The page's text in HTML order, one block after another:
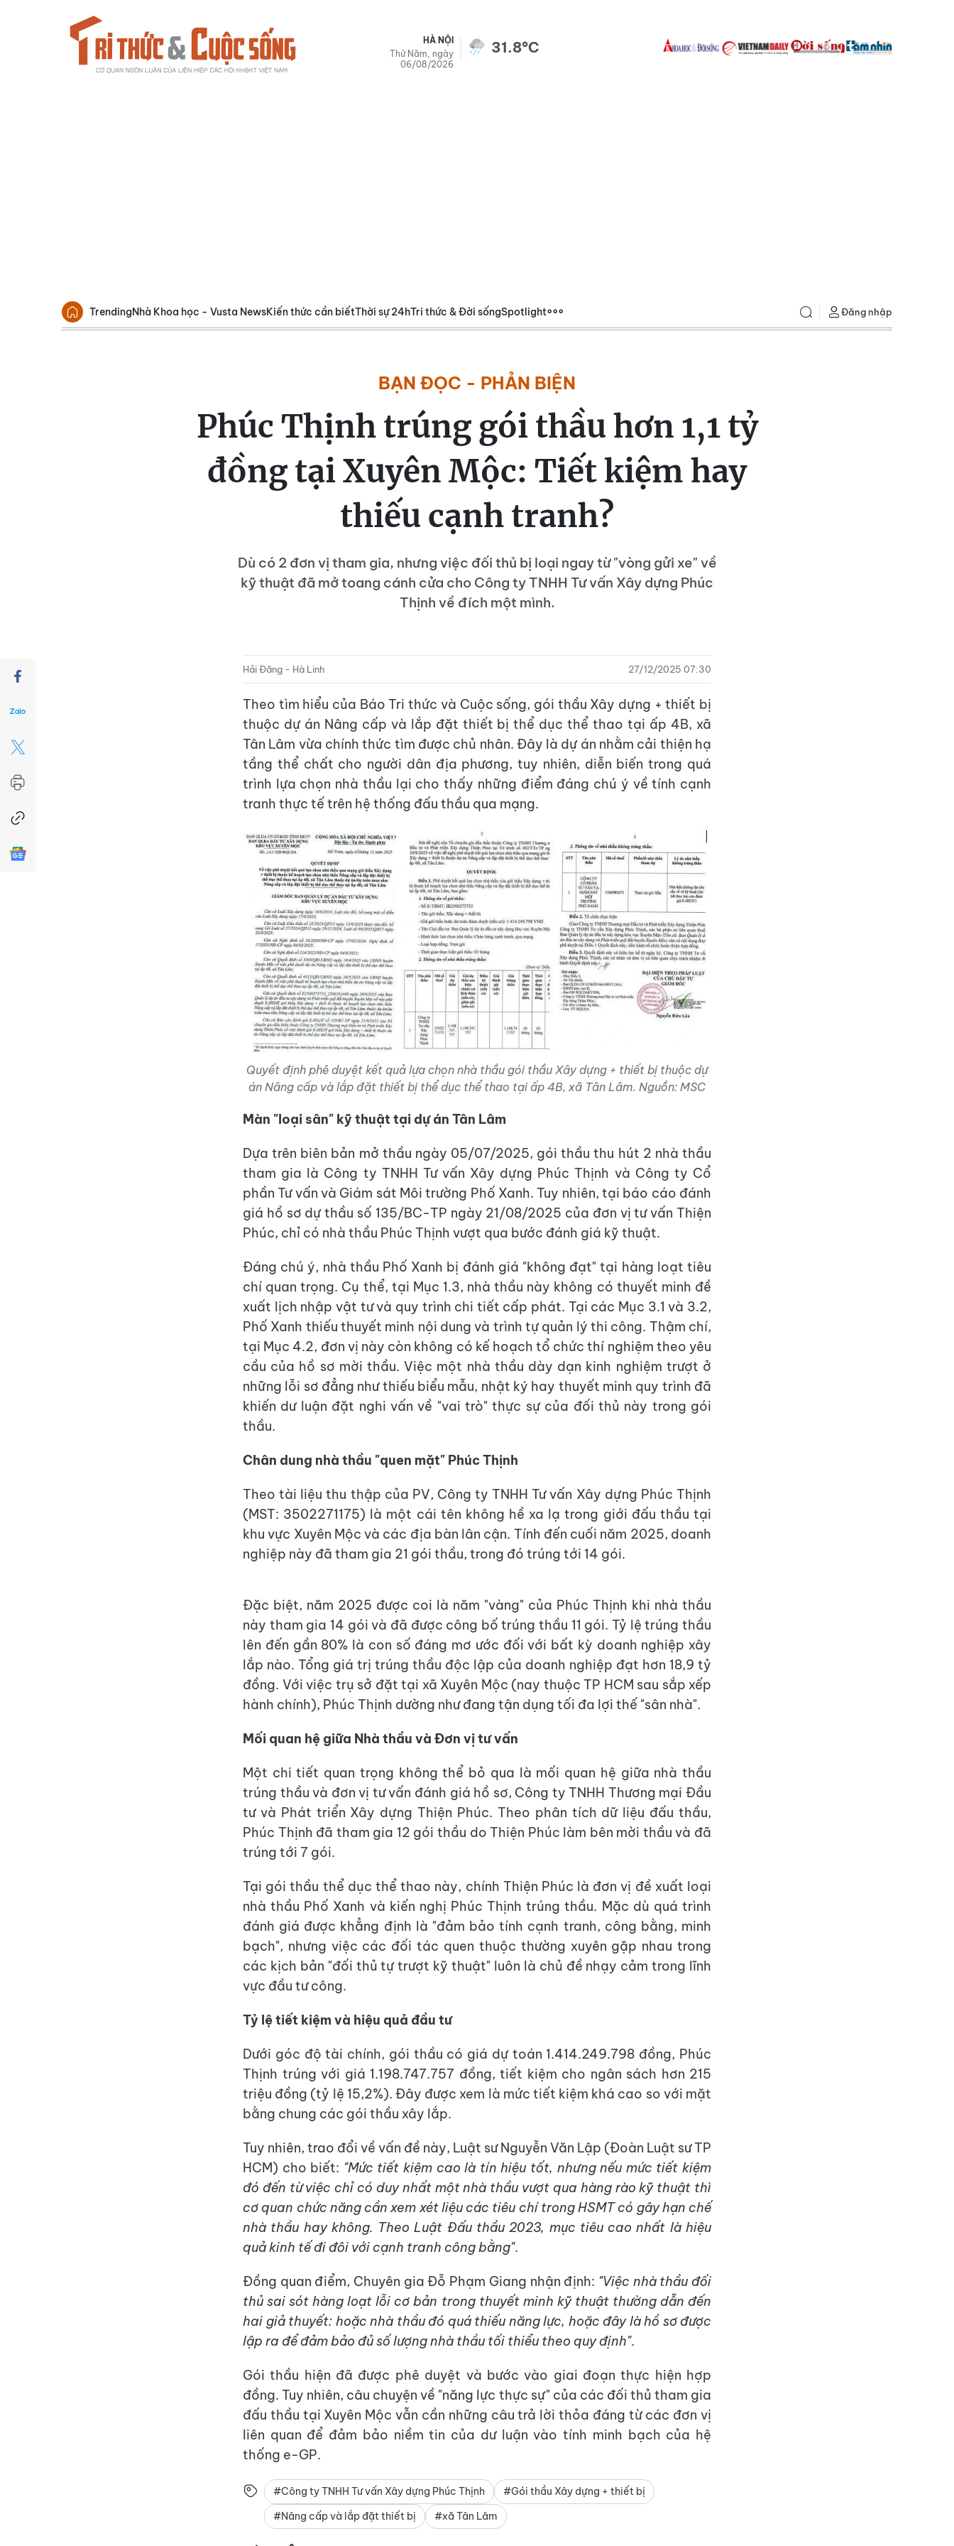
HÀ NỘI
Thứ Năm, ngày
06/08/2026
31.8°C
TrendingNhà Khoa học - Vusta NewsKiến thức cần biếtThời sự 24hTri thức & Đời sốngSpotlight Đăng nhập
BẠN ĐỌC - PHẢN BIỆN
Phúc Thịnh trúng gói thầu hơn 1,1 tỷ
đồng tại Xuyên Mộc: Tiết kiệm hay
thiếu cạnh tranh?
Dù có 2 đơn vị tham gia, nhưng việc đối thủ bị loại ngay từ "vòng gửi xe" về
kỹ thuật đã mở toang cánh cửa cho Công ty TNHH Tư vấn Xây dựng Phúc
Thịnh về đích một mình.
Hải Đăng - Hà Linh 27/12/2025 07:30
Theo tìm hiểu của Báo Tri thức và Cuộc sống, gói thầu Xây dựng + thiết bị
thuộc dự án Nâng cấp và lắp đặt thiết bị thể dục thể thao tại ấp 4B, xã
Tân Lâm vừa chính thức tìm được chủ nhân. Đây là dự án nhằm cải thiện hạ
tầng thể chất cho người dân địa phương, tuy nhiên, diễn biến trong quá
trình lựa chọn nhà thầu lại cho thấy những điểm đáng chú ý về tính cạnh
tranh thực tế trên hệ thống đấu thầu qua mạng.
Quyết định phê duyệt kết quả lựa chọn nhà thầu gói thầu Xây dựng + thiết bị thuộc dự
án Nâng cấp và lắp đặt thiết bị thể dục thể thao tại ấp 4B, xã Tân Lâm. Nguồn: MSC
Màn "loại sân" kỹ thuật tại dự án Tân Lâm
Dựa trên biên bản mở thầu ngày 05/07/2025, gói thầu thu hút 2 nhà thầu
tham gia là Công ty TNHH Tư vấn Xây dựng Phúc Thịnh và Công ty Cổ
phần Tư vấn và Giám sát Môi trường Phố Xanh. Tuy nhiên, tại báo cáo đánh
giá hồ sơ dự thầu số 135/BC-TP ngày 21/08/2025 của đơn vị tư vấn Thiện
Phúc, chỉ có nhà thầu Phúc Thịnh vượt qua bước đánh giá kỹ thuật.
Đáng chú ý, nhà thầu Phố Xanh bị đánh giá "không đạt" tại hàng loạt tiêu
chí quan trọng. Cụ thể, tại Mục 1.3, nhà thầu này không có thuyết minh đề
xuất lịch nhập vật tư và quy trình chi tiết cấp phát. Tại các Mục 3.1 và 3.2,
Phố Xanh thiếu thuyết minh nội dung và trình tự quản lý thi công. Thậm chí,
tại Mục 4.2, đơn vị này còn không có kế hoạch tổ chức thí nghiệm theo yêu
cầu của hồ sơ mời thầu. Việc một nhà thầu dày dạn kinh nghiệm trượt ở
những lỗi sơ đẳng như thiếu biểu mẫu, nhật ký hay thuyết minh quy trình đã
khiến dư luận đặt nghi vấn về "vai trò" thực sự của đối thủ này trong gói
thầu.
Chân dung nhà thầu "quen mặt" Phúc Thịnh
Theo tài liệu thu thập của PV, Công ty TNHH Tư vấn Xây dựng Phúc Thịnh
(MST: 3502271175) là một cái tên không hề xa lạ trong giới đấu thầu tại
khu vực Xuyên Mộc và các địa bàn lân cận. Tính đến cuối năm 2025, doanh
nghiệp này đã tham gia 21 gói thầu, trong đó trúng tới 14 gói.
Đặc biệt, năm 2025 được coi là năm "vàng" của Phúc Thịnh khi nhà thầu
này tham gia 14 gói và đã được công bố trúng thầu 11 gói. Tỷ lệ trúng thầu
lên đến gần 80% là con số đáng mơ ước đối với bất kỳ doanh nghiệp xây
lắp nào. Tổng giá trị trúng thầu độc lập của doanh nghiệp đạt hơn 18,9 tỷ
đồng. Với việc trụ sở đặt tại xã Xuyên Mộc (nay thuộc TP HCM sau sắp xếp
hành chính), Phúc Thịnh dường như đang tận dụng tối đa lợi thế "sân nhà".
Mối quan hệ giữa Nhà thầu và Đơn vị tư vấn
Một chi tiết quan trọng không thể bỏ qua là mối quan hệ giữa nhà thầu
trúng thầu và đơn vị tư vấn đánh giá hồ sơ, Công ty TNHH Thương mại Đầu
tư và Phát triển Xây dựng Thiện Phúc. Theo phân tích dữ liệu đấu thầu,
Phúc Thịnh đã tham gia 12 gói thầu do Thiện Phúc làm bên mời thầu và đã
trúng tới 7 gói.
Tại gói thầu thể dục thể thao này, chính Thiện Phúc là đơn vị đề xuất loại
nhà thầu Phố Xanh và kiến nghị Phúc Thịnh trúng thầu. Mặc dù quá trình
đánh giá được khẳng định là "đảm bảo tính cạnh tranh, công bằng, minh
bạch", nhưng việc các đối tác quen thuộc thường xuyên gặp nhau trong
các kịch bản "đối thủ tự trượt kỹ thuật" luôn là chủ đề nhạy cảm trong lĩnh
vực đầu tư công.
Tỷ lệ tiết kiệm và hiệu quả đầu tư
Dưới góc độ tài chính, gói thầu có giá dự toán 1.414.249.798 đồng, Phúc
Thịnh trúng với giá 1.198.747.757 đồng, tiết kiệm cho ngân sách hơn 215
triệu đồng (tỷ lệ 15,2%). Đây được xem là mức tiết kiệm khá cao so với mặt
bằng chung các gói thầu xây lắp.
Tuy nhiên, trao đổi về vấn đề này, Luật sư Nguyễn Văn Lập (Đoàn Luật sư TP
HCM) cho biết: "Mức tiết kiệm cao là tín hiệu tốt, nhưng nếu mức tiết kiệm
đó đến từ việc chỉ có duy nhất một nhà thầu vượt qua hàng rào kỹ thuật thì
cơ quan chức năng cần xem xét liệu các tiêu chí trong HSMT có gây hạn chế
nhà thầu hay không. Theo Luật Đấu thầu 2023, mục tiêu cao nhất là hiệu
quả kinh tế đi đôi với cạnh tranh công bằng".
Đồng quan điểm, Chuyên gia Đỗ Phạm Giang nhận định: "Việc nhà thầu đối
thủ sai sót hàng loạt lỗi cơ bản trong thuyết minh kỹ thuật thường dẫn đến
hai giả thuyết: hoặc nhà thầu đó quá thiếu năng lực, hoặc đây là hồ sơ được
lập ra để đảm bảo đủ số lượng nhà thầu tối thiểu theo quy định".
Gói thầu hiện đã được phê duyệt và bước vào giai đoạn thực hiện hợp
đồng. Tuy nhiên, câu chuyện về "năng lực thực sự" của các đối thủ tham gia
đấu thầu tại Xuyên Mộc vẫn cần những câu trả lời thỏa đáng từ các đơn vị
liên quan để đảm bảo niềm tin của dư luận vào tính minh bạch của hệ
thống e-GP.
#Công ty TNHH Tư vấn Xây dựng Phúc Thịnh
#Gói thầu Xây dựng + thiết bị
#Nâng cấp và lắp đặt thiết bị
#xã Tân Lâm